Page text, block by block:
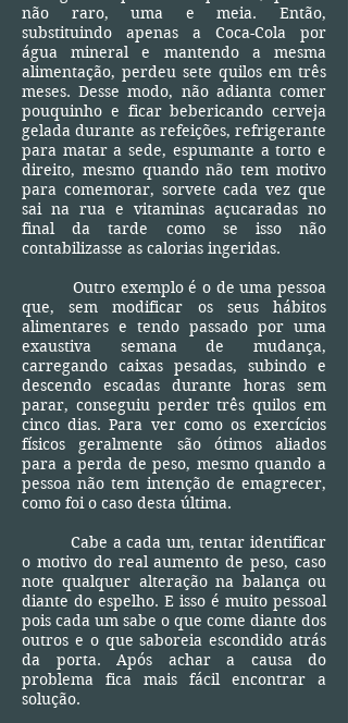
não raro, uma e meia. Então,
substituindo apenas a Coca-Cola por
água mineral e mantendo a mesma
alimentação, perdeu sete quilos em três
meses. Desse modo, não adianta comer
pouquinho e ficar bebericando cerveja
gelada durante as refeições, refrigerante
para matar a sede, espumante a torto e
direito, mesmo quando não tem motivo
para comemorar, sorvete cada vez que
sai na rua e vitaminas açucaradas no
final da tarde como se isso não
contabilizasse as calorias ingeridas.
Outro exemplo é o de uma pessoa
que, sem modificar os seus hábitos
alimentares e tendo passado por uma
exaustiva semana de mudança,
carregando caixas pesadas, subindo e
descendo escadas durante horas sem
parar, conseguiu perder três quilos em
cinco dias. Para ver como os exercícios
físicos geralmente são ótimos aliados
para a perda de peso, mesmo quando a
pessoa não tem intenção de emagrecer,
como foi o caso desta última.
Cabe a cada um, tentar identificar
o motivo do real aumento de peso, caso
note qualquer alteração na balança ou
diante do espelho. E isso é muito pessoal
pois cada um sabe o que come diante dos
outros e o que saboreia escondido atrás
da porta. Após achar a causa do
problema fica mais fácil encontrar a
solução.